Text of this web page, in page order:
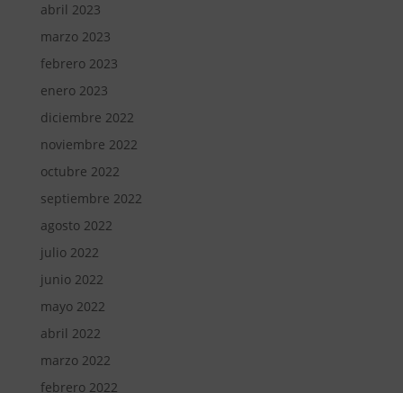
abril 2023
marzo 2023
febrero 2023
enero 2023
diciembre 2022
noviembre 2022
octubre 2022
septiembre 2022
agosto 2022
julio 2022
junio 2022
mayo 2022
abril 2022
marzo 2022
febrero 2022